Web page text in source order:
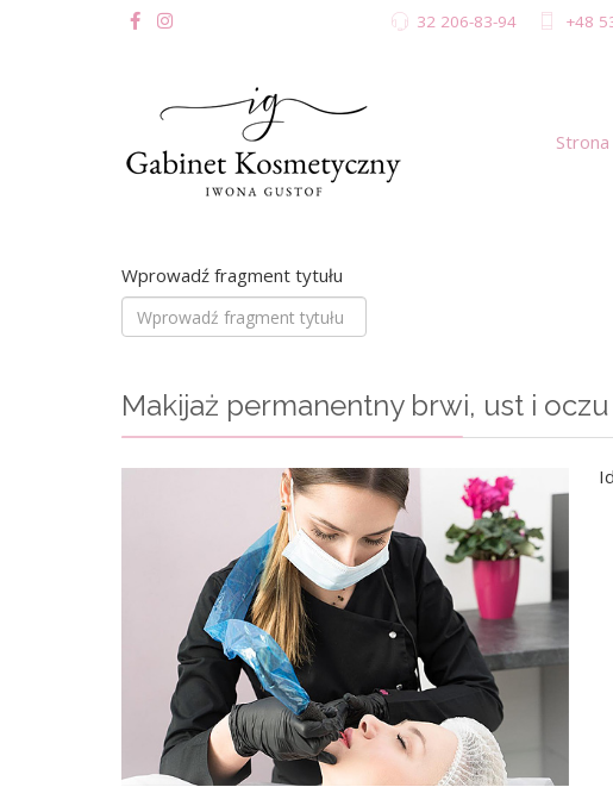
32 206-83-94 +48
Strona
Wprowadź fragment tytułu
Makijaż permanentny brwi, ust i oczu